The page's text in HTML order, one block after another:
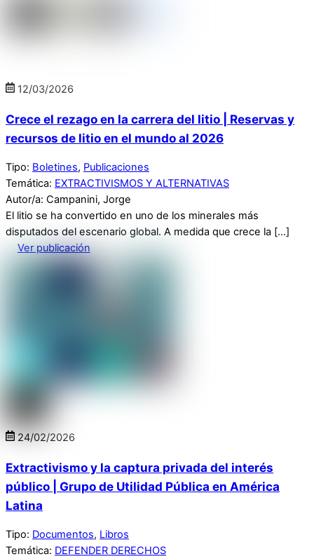
12/03/2026
Crece el rezago en la carrera del litio | Reservas y
recursos de litio en el mundo al 2026
Tipo: Boletines, Publicaciones
Temática: EXTRACTIVISMOS Y ALTERNATIVAS
Autor/a: Campanini, Jorge
El litio se ha convertido en uno de los minerales más
disputados del escenario global. A medida que crece la […]
Ver publicación
24/02/2026
Extractivismo y la captura privada del interés
público | Grupo de Utilidad Pública en América
Latina
Tipo: Documentos, Libros
Temática: DEFENDER DERECHOS